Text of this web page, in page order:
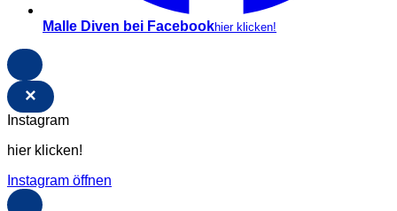
Malle Diven bei Facebookhier klicken!
×
Instagram
hier klicken!
Instagram öffnen